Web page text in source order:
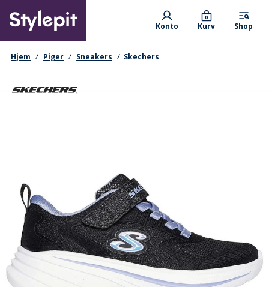
main
content
Primary departments
Konto Kurv
0
Shop
navigationssti
Hjem Piger Sneakers Skechers